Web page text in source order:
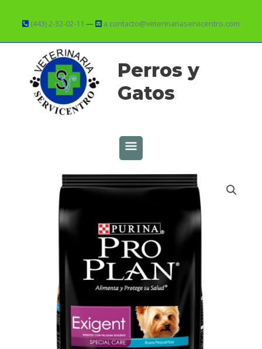
(443) 2-32-02-11 — a contacto@veterinariaservicentro.com
Perros y
Gatos
PRINCIPAL